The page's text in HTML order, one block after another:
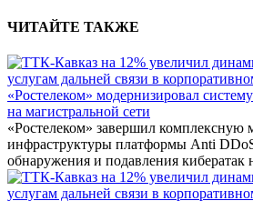
ЧИТАЙТЕ ТАКЖЕ
«Ростелеком» модернизировал
на магистральной сети
«Ростелеком» завершил комплексную
инфраструктуры платформы Anti
обнаружения и подавления кибератак